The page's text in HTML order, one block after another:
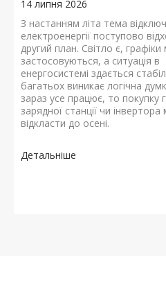
14 липня 2026
З настанням літа тема
електроенергії поступово
другий план. Світло є,
застосовуються, а ситуація в
енергосистемі здається
багатьох виникає логічна
зараз усе працює, то покупку
зарядної станції чи
відкласти до осені.